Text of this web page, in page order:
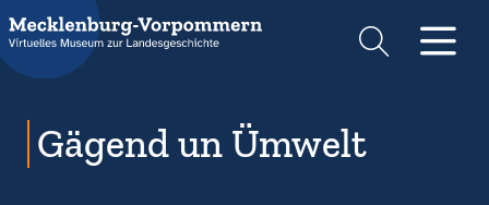
Suche
Gägend un Ümwelt